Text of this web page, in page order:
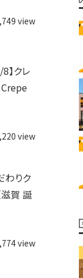
view
】クレ
Crepe
view
わりク
滋賀 誕
view